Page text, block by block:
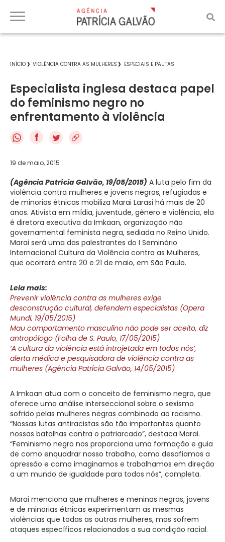
INÍCIO VIOLÊNCIA CONTRA AS MULHERES ESPECIAIS E PAUTAS
Especialista inglesa destaca papel
do feminismo negro no
enfrentamento à violência
f
19 de maio, 2015
(Agência Patrícia Galvão, 19/05/2015) A luta pelo fim da
violência contra mulheres e jovens negras, refugiadas e
de minorias étnicas mobiliza Marai Larasi há mais de 20
anos. Ativista em mídia, juventude, gênero e violência, ela
é diretora executiva da Imkaan, organização não
governamental feminista negra, sediada no Reino Unido.
Marai será uma das palestrantes do I Seminário
Internacional Cultura da Violência contra as Mulheres,
que ocorrerá entre 20 e 21 de maio, em São Paulo.
Leia mais:
Prevenir violência contra as mulheres exige
desconstrução cultural, defendem especialistas (Opera
Mundi, 19/05/2015)
Mau comportamento masculino não pode ser aceito, diz
antropólogo (Folha de S. Paulo, 17/05/2015)
‘A cultura da violência está introjetada em todos nós’,
alerta médica e pesquisadora de violência contra as
mulheres (Agência Patrícia Galvão, 14/05/2015)
A Imkaan atua com o conceito de feminismo negro, que
oferece uma análise interseccional sobre o sexismo
sofrido pelas mulheres negras combinado ao racismo.
“Nossas lutas antiracistas são tão importantes quanto
nossas batalhas contra o patriarcado”, destaca Marai.
“Feminismo negro nos proporciona uma formação e guia
de como enquadrar nosso trabalho, como desafiamos a
opressão e como imaginamos e trabalhamos em direção
a um mundo de igualdade para todos nós”, completa.
Marai menciona que mulheres e meninas negras, jovens
e de minorias étnicas experimentam as mesmas
violências que todas as outras mulheres, mas sofrem
ataques específicos relacionados a sua condição racial.